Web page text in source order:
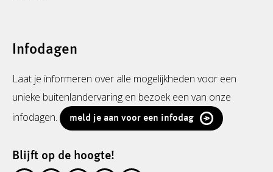
Infodagen
Laat je informeren over alle mogelijkheden voor een
unieke buitenlandervaring en bezoek een van onze
infodagen.
meld je aan voor een infodag
Blijft op de hoogte!